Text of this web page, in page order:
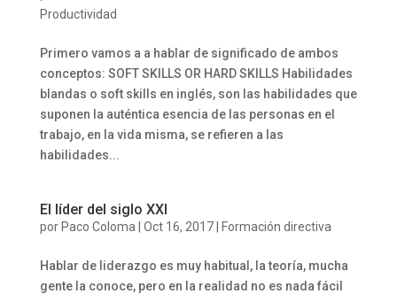
Productividad
Primero vamos a a hablar de significado de ambos
conceptos: SOFT SKILLS OR HARD SKILLS Habilidades
blandas o soft skills en inglés, son las habilidades que
suponen la auténtica esencia de las personas en el
trabajo, en la vida misma, se refieren a las
habilidades...
El líder del siglo XXI
por Paco Coloma Oct 16, 2017| Formación directiva
Hablar de liderazgo es muy habitual, la teoría, mucha
gente la conoce, pero en la realidad no es nada fácil